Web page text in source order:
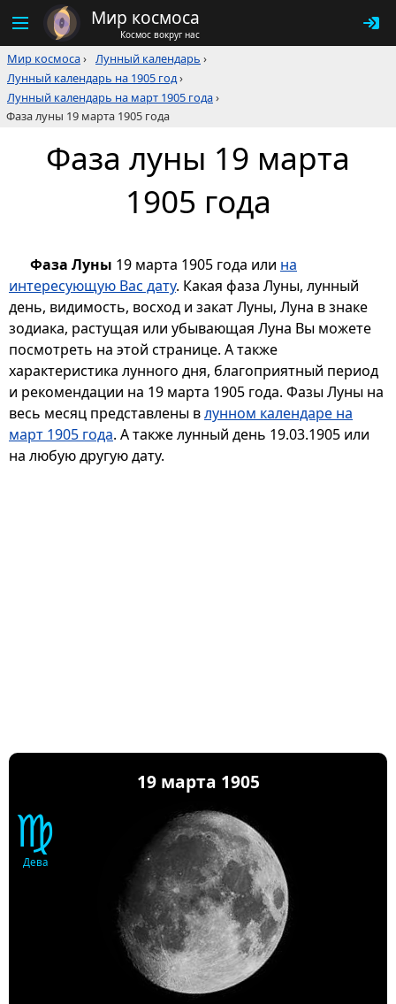
Мир космоса
Космос вокруг нас
Мир космоса› Лунный календарь ›
Лунный календарь на 1905 год›
Лунный календарь на март 1905 года›
Фаза луны 19 марта 1905 года
Фаза луны 19 марта
1905 года
Фаза Луны 19 марта 1905 года или на
интересующую Вас дату. Какая фаза Луны, лунный
день, видимость, восход и закат Луны, Луна в знаке
зодиака, растущая или убывающая Луна Вы можете
посмотреть на этой странице. А также
характеристика лунного дня, благоприятный период
и рекомендации на 19 марта 1905 года. Фазы Луны на
весь месяц представлены влунном календаре на
март 1905 года. А также лунный день 19.03.1905 или
на любую другую дату.
19 марта 1905
♍
Дева